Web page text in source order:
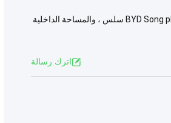
بي واي دي سونغ بلس للسيارات الكهربائية SUV متوسطة وكبيرة الحجم سيارة جديدة مستعملة تصميم سيارة BYD Song plus سلس ، والمساحة الداخلية
اترك رسالة